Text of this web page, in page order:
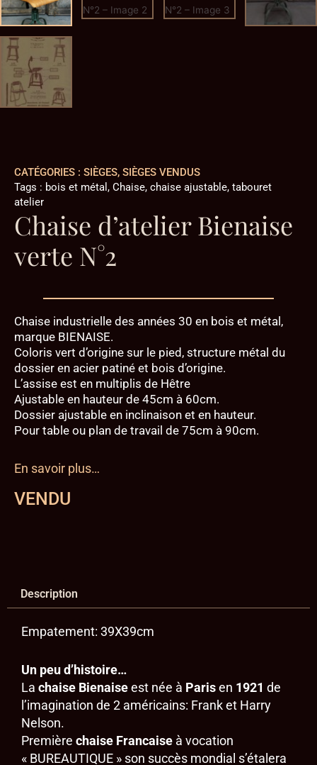
CATÉGORIES : SIÈGES, SIÈGES VENDUS
Tags : bois et métal , Chaise, chaise ajustable, tabouret
atelier
Chaise d’atelier Bienaise
verte N°2
Chaise industrielle des années 30 en bois et métal,
marque BIENAISE.
Coloris vert d’origine sur le pied, structure métal du
dossier en acier patiné et bois d’origine.
L’assise est en multiplis de Hêtre
Ajustable en hauteur de 45cm à 60cm.
Dossier ajustable en inclinaison et en hauteur.
Pour table ou plan de travail de 75cm à 90cm.
En savoir plus…
VENDU
Description
Empatement: 39X39cm
Un peu d’histoire…
La chaise Bienaiseest née à Parisen 1921 de
l’imagination de 2 américains: Frank et Harry
Nelson.
Première chaise Francaise à vocation
« BUREAUTIQUE » son succès mondial s’étalera